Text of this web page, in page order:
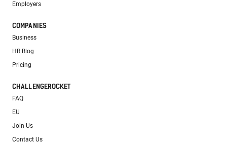
Employers
COMPANIES
Business
HR Blog
Pricing
CHALLENGEROCKET
FAQ
EU
Join Us
Contact Us